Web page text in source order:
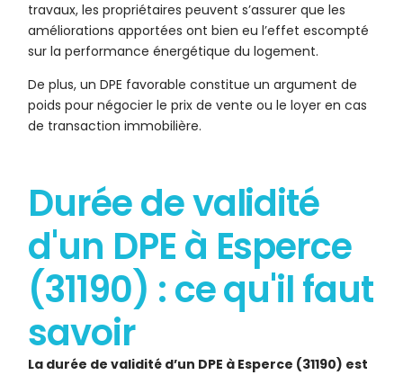
travaux, les propriétaires peuvent s’assurer que les
améliorations apportées ont bien eu l’effet escompté
sur la performance énergétique du logement.
De plus, un DPE favorable constitue un argument de
poids pour négocier le prix de vente ou le loyer en cas
de transaction immobilière.
Durée de validité
d'un DPE à Esperce
(31190) : ce qu'il faut
savoir
La durée de validité d’un DPE à Esperce (31190) est